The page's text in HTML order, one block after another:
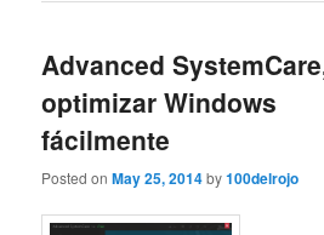
Advanced
optimizar Windows
fácilmente
Posted onMay 25, 2014by100delrojo